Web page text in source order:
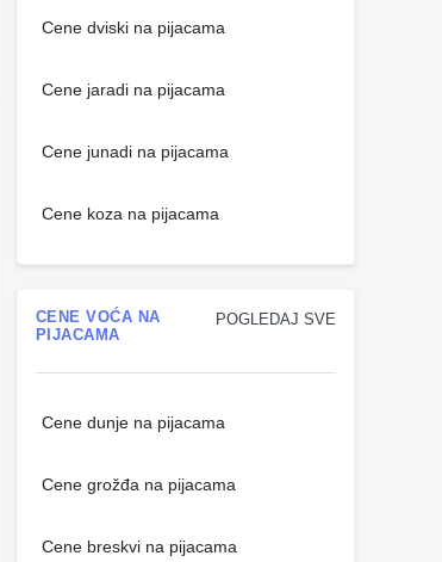
Cene dviski na pijacama
Cene jaradi na pijacama
Cene junadi na pijacama
Cene koza na pijacama
POGLEDAJ SVE
CENE VOĆA NA
PIJACAMA
Cene dunje na pijacama
Cene grožđa na pijacama
Cene breskvi na pijacama